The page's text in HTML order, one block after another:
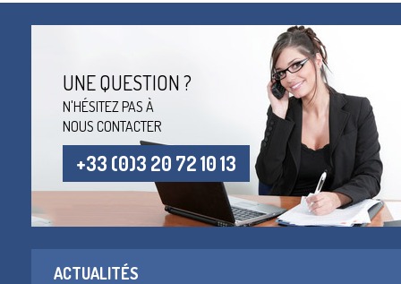
UNE QUESTION ?
N'HÉSITEZ PAS À
NOUS CONTACTER
+33 (0)3 20 72 10 13
ACTUALITÉS